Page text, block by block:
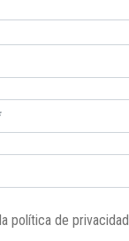
política de privacidad